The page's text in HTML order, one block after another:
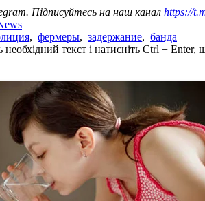
Підписуйтесь на наш канал https://
, фермеры, задержание, банда
текст і натисніть Ctrl +